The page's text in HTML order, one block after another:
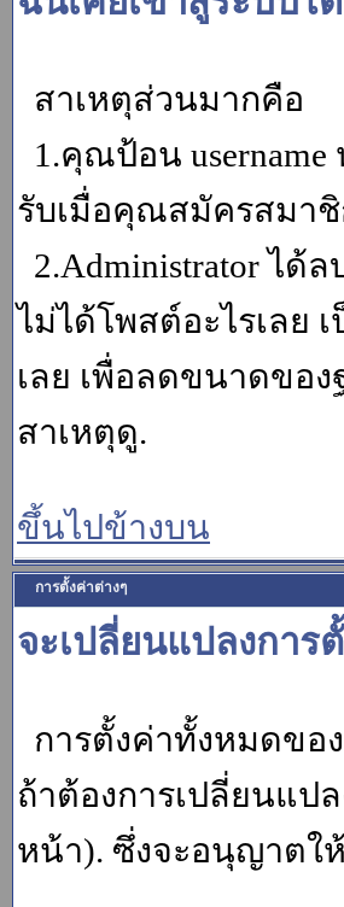
สาเหตุส่วนมากคือ
1.คุณป้อน
รับเมื่อคุณสมัครสมา
2.Administrator ไ
ไม่ได้โพสต์อะไรเลย
เลย เพื่อลดขนาดขอ
สาเหตุดู.
ขึ้นไปข้างบน
การตั้งค่าต่างๆ
จะเปลี่ยนแปลงการ
การตั้งค่าทั้งหมดขอ
ถ้าต้องการเปลี่ยนแป
หน้า). ซึ่งจะอนุญาตใ